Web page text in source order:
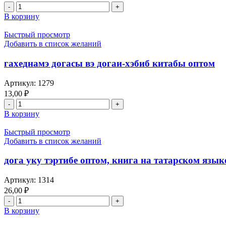
В корзину
Быстрый просмотр
Добавить в список желаний
гахеднамэ догасы вэ догаи-хэбиб китабы оптом
Артикул: 1279
13,00 ₽
В корзину
Быстрый просмотр
Добавить в список желаний
дога уку тэртибе оптом, книга на татарском
Артикул: 1314
26,00 ₽
В корзину